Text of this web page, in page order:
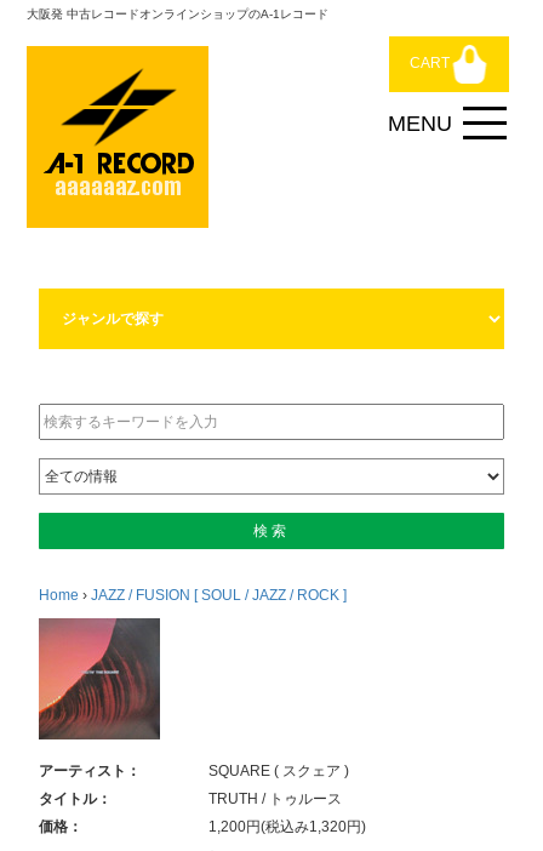
大阪発 中古レコードオンラインショップのA-1レコード
CART
Home ›JAZZ / FUSION [ SOUL / JAZZ / ROCK ]
アーティスト：
SQUARE ( スクェア )
タイトル：
TRUTH / トゥルース
価格：
1,200円(税込み1,320円)